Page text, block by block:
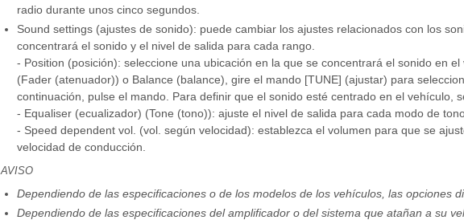
radio durante unos cinco segundos.
Sound settings (ajustes de sonido): puede cambiar los ajustes relacionados con los
concentrará el sonido y el nivel de salida para cada rango.
- Position (posición): seleccione una ubicación en la que se concentrará el sonido en
(Fader (atenuador)) o Balance (balance), gire el mando [TUNE] (ajustar) para
continuación, pulse el mando. Para definir que el sonido esté centrado en el vehículo,
- Equaliser (ecualizador) (Tone (tono)): ajuste el nivel de salida para cada modo de tono
- Speed dependent vol. (vol. según velocidad): establezca el volumen para que se
velocidad de conducción.
AVISO
Dependiendo de las especificaciones o de los modelos de los vehículos, las opciones
Dependiendo de las especificaciones del amplificador o del sistema que atañan a su